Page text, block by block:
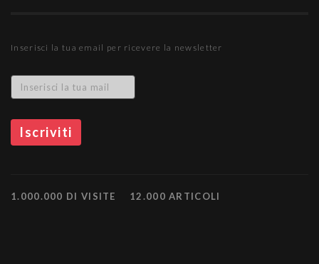
Inserisci la tua email per ricevere la newsletter
1.000.000 DI VISITE 12.000 ARTICOLI